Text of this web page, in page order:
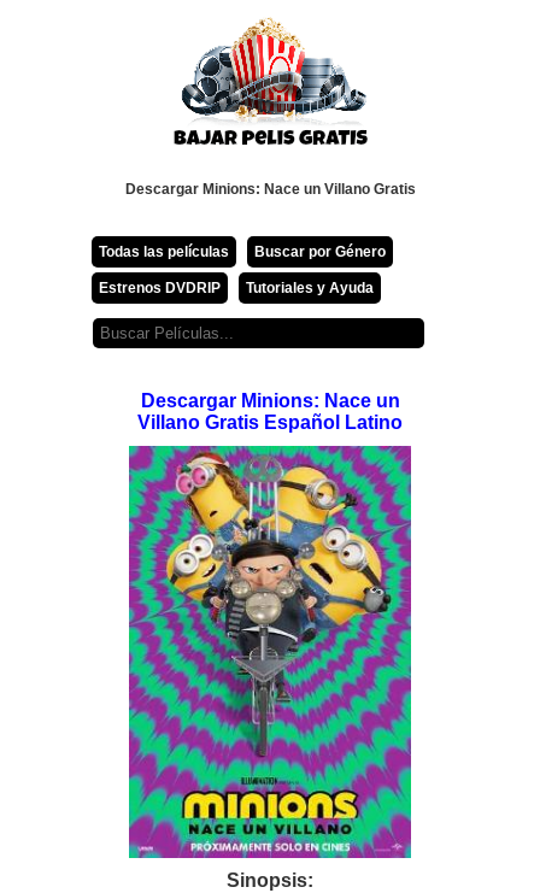
Descargar Minions: Nace un Villano Gratis
Todas las películas Buscar por Género
Estrenos DVDRIP Tutoriales y Ayuda
Descargar Minions: Nace un
Villano Gratis Español Latino
Sinopsis: